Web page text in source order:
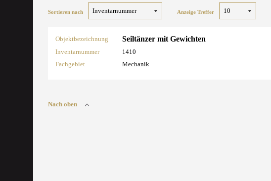
Sortieren nach Anzeige Treffer
Objektbezeichnung Seiltänzer mit Gewichten
Inventarnummer
1410
Fachgebiet
Mechanik
Nach oben